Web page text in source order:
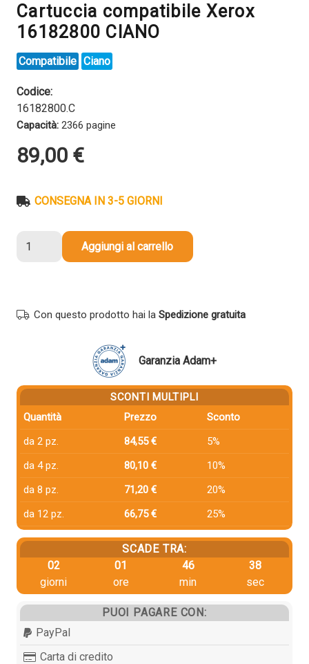
Cartuccia compatibile Xerox
16182800 CIANO
Compatibile Ciano
Codice:
16182800.C
Capacità: 2366 pagine
89,00 €
CONSEGNA IN 3-5 GIORNI
compatibile
quantità
Aggiungi al carrello
Con questo prodotto hai la Spedizione gratuita
Garanzia Adam+
SCONTI MULTIPLI
Quantità
Prezzo
Sconto
da 2 pz.
84,55 €
5%
da 4 pz.
80,10 €
10%
da 8 pz.
71,20 €
20%
da 12 pz.
66,75 € 25%
SCADE TRA:
02
giorni
01
ore
46
min
38
sec
PUOI PAGARE CON:
PayPal
Carta di credito